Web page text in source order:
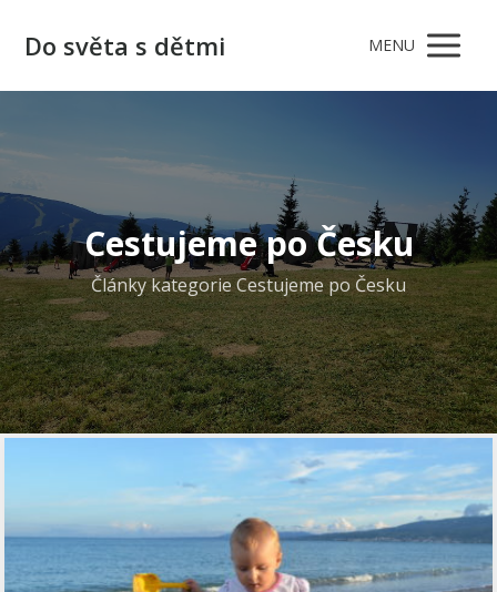
Do světa s dětmi MENU
Cestujeme po Česku
Články kategorie Cestujeme po Česku